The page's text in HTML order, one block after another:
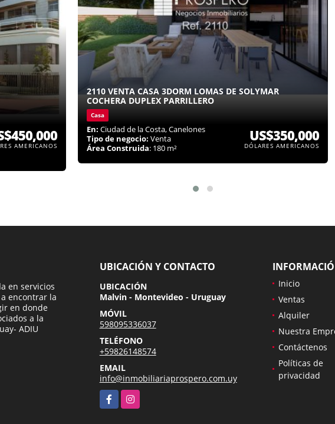
AMERICANOS
2110 VENTA CASA 3DORM LOMAS DE SOLYMAR
COCHERA DUPLEX PARRILLERO
Casa
En: Ciudad de la Costa, Canelones
Tipo de negocio: Venta
Área Construida: 180 m²
US$350,000
DÓLARES AMERICANOS
en servicios
encontrar la
en donde
a la
ADIU
UBICACIÓN Y CONTACTO
UBICACIÓN
Malvin - Montevideo - Uruguay
MÓVIL
598095336037
TELÉFONO
+59826148574
EMAIL
info@inmobiliariaprospero.com.uy
FacebookInstagram
Inicio
Ventas
Alquiler
Nuestra
Contáctenos
Políticas de
privacidad